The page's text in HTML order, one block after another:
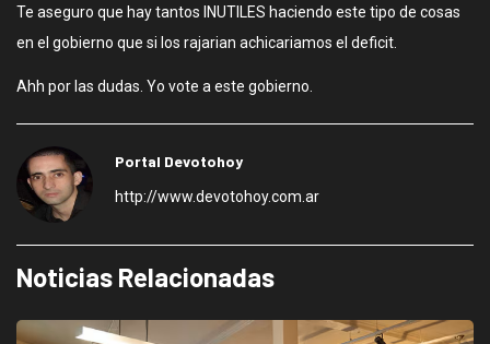
Te aseguro que hay tantos INUTILES haciendo este tipo de cosas
en el gobierno que si los rajarian achicariamos el deficit.
Ahh por las dudas. Yo vote a este gobierno.
Portal Devotohoy
http://www.devotohoy.com.ar
Noticias Relacionadas